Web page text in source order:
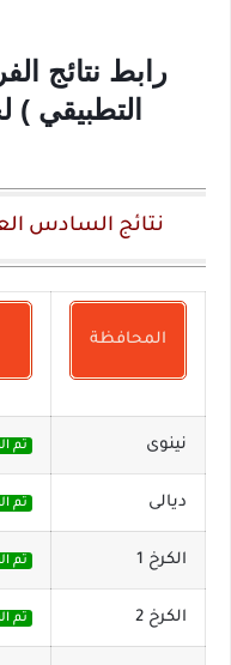
رابط نتائج
التطبيقي
نتائج السادس
المحافظة
نينوى تم
ديالى تم
الكرخ 1 تم
الكرخ 2 تم